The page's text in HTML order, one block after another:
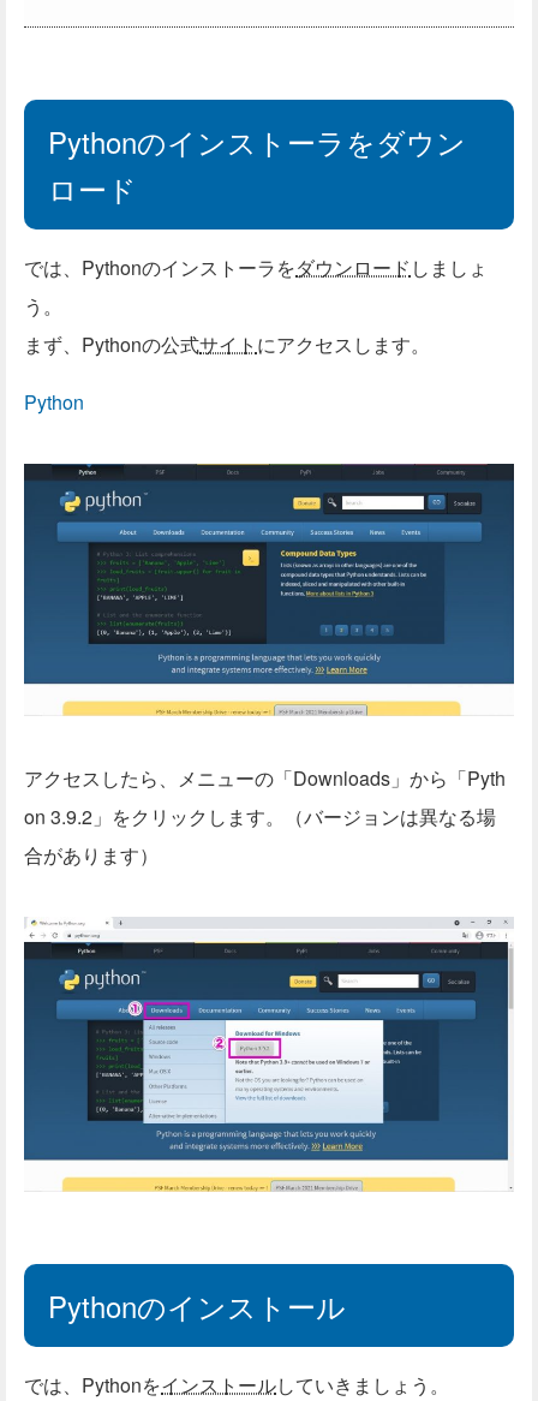
Pythonのインストーラをダウン
ロード
では、Pythonのインストーラをダウンロード しましょ
う。
まず、Pythonの公式サイト にアクセスします。
Python
アクセスしたら、メニューの「Downloads」から「Pyth
on 3.9.2」をクリックします。（バージョンは異なる場
合があります）
Pythonのインストール
では、Pythonをインストールしていきましょう。